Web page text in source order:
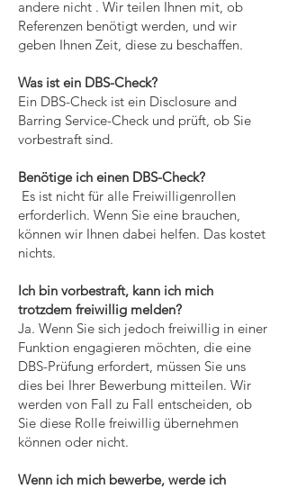
andere nicht . Wir teilen Ihnen mit, ob
Referenzen benötigt werden, und wir
geben Ihnen Zeit, diese zu beschaffen.
Was ist ein DBS-Check?
Ein DBS-Check ist ein Disclosure and
Barring Service-Check und prüft, ob Sie
vorbestraft sind.
Benötige ich einen DBS-Check?
Es ist nicht für alle Freiwilligenrollen
erforderlich. Wenn Sie eine brauchen,
können wir Ihnen dabei helfen. Das kostet
nichts.
Ich bin vorbestraft, kann ich mich
trotzdem freiwillig melden?
Ja. Wenn Sie sich jedoch freiwillig in einer
Funktion engagieren möchten, die eine
DBS-Prüfung erfordert, müssen Sie uns
dies bei Ihrer Bewerbung mitteilen. Wir
werden von Fall zu Fall entscheiden, ob
Sie diese Rolle freiwillig übernehmen
können oder nicht.
Wenn ich mich bewerbe, werde ich